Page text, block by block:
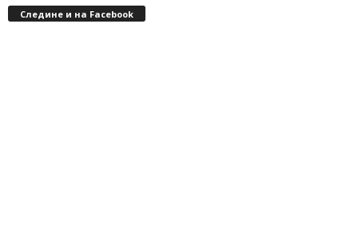
Следине и на Facebook